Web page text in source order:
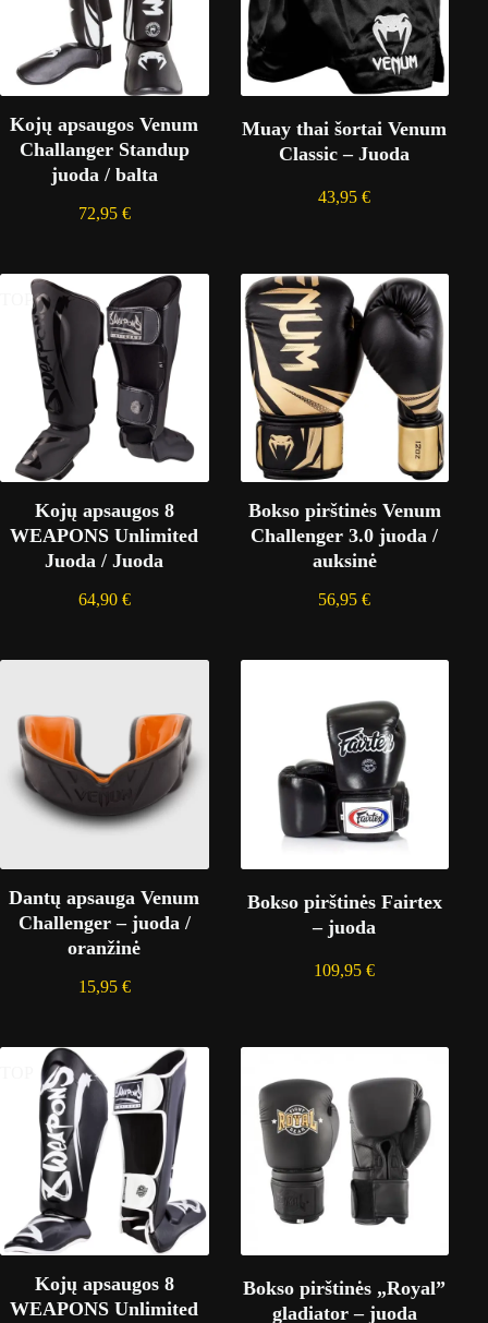
Kojų apsaugos Venum
Challanger Standup
juoda / balta
72,95 €
Muay thai šortai Venum
Classic – Juoda
43,95€
TOP
Kojų apsaugos 8
WEAPONS Unlimited
Juoda / Juoda
64,90 €
Bokso pirštinės Venum
Challenger 3.0 juoda /
auksinė
56,95€
Dantų apsauga Venum
Challenger – juoda /
oranžinė
15,95 €
Bokso pirštinės Fairtex
– juoda
109,95€
Kojų apsaugos 8
WEAPONS Unlimited
Bokso pirštinės „Royal”
gladiator – juoda